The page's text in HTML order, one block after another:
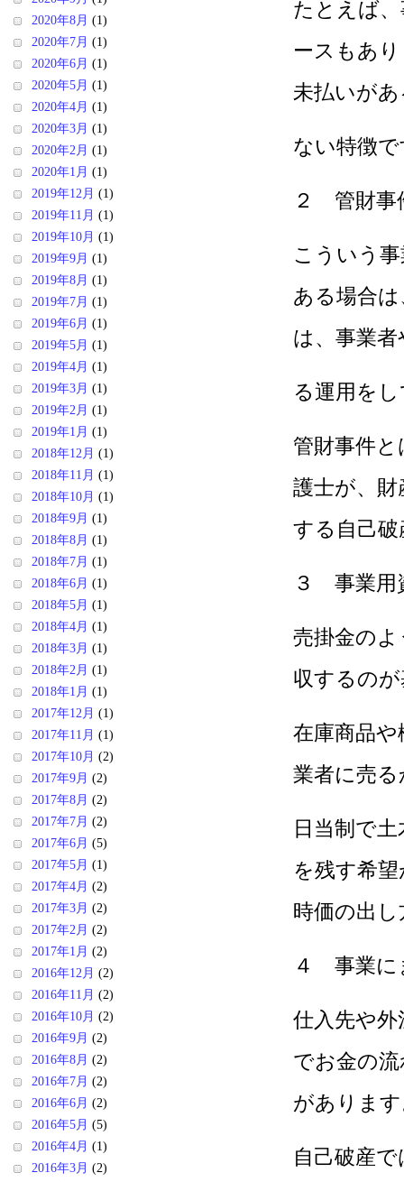
たとえば
ースもあ
未払いが
ない特徴
２ 管財事
こういう
ある場合
は、事業
る運用を
管財事件
護士が、
する自己
３ 事業用
売掛金の
収するの
在庫商品
業者に売
日当制で
を残す希
時価の出
４ 事業に
仕入先や
でお金の
がありま
自己破産
2020年8月 (1)
2020年7月 (1)
2020年6月 (1)
2020年5月 (1)
2020年4月 (1)
2020年3月 (1)
2020年2月 (1)
2020年1月 (1)
2019年12月 (1)
2019年11月 (1)
2019年10月 (1)
2019年9月 (1)
2019年8月 (1)
2019年7月 (1)
2019年6月 (1)
2019年5月 (1)
2019年4月 (1)
2019年3月 (1)
2019年2月 (1)
2019年1月 (1)
2018年12月 (1)
2018年11月 (1)
2018年10月 (1)
2018年9月 (1)
2018年8月 (1)
2018年7月 (1)
2018年6月 (1)
2018年5月 (1)
2018年4月 (1)
2018年3月 (1)
2018年2月 (1)
2018年1月 (1)
2017年12月 (1)
2017年11月 (1)
2017年10月 (2)
2017年9月 (2)
2017年8月 (2)
2017年7月 (2)
2017年6月 (5)
2017年5月 (1)
2017年4月 (2)
2017年3月 (2)
2017年2月 (2)
2017年1月 (2)
2016年12月 (2)
2016年11月 (2)
2016年10月 (2)
2016年9月 (2)
2016年8月 (2)
2016年7月 (2)
2016年6月 (2)
2016年5月 (5)
2016年4月 (1)
2016年3月 (2)